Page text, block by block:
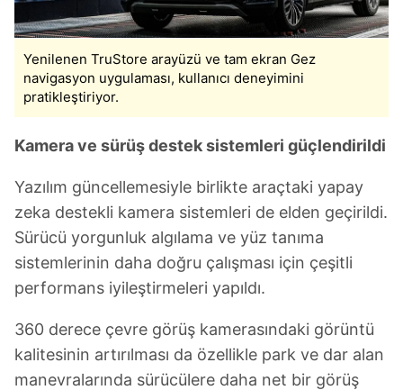
Yenilenen TruStore arayüzü ve tam ekran Gez
navigasyon uygulaması, kullanıcı deneyimini
pratikleştiriyor.
Kamera ve sürüş destek sistemleri güçlendirildi
Yazılım güncellemesiyle birlikte araçtaki yapay
zeka destekli kamera sistemleri de elden geçirildi.
Sürücü yorgunluk algılama ve yüz tanıma
sistemlerinin daha doğru çalışması için çeşitli
performans iyileştirmeleri yapıldı.
360 derece çevre görüş kamerasındaki görüntü
kalitesinin artırılması da özellikle park ve dar alan
manevralarında sürücülere daha net bir görüş